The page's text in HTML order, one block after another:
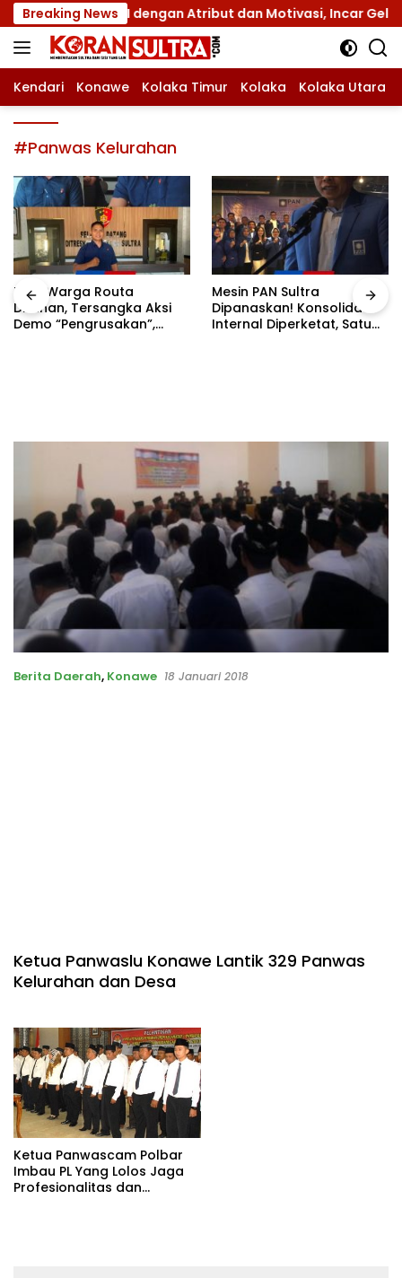
Langsung
ke
konten
Breaking News
XII dengan Atribut dan Motivasi, Incar Gelar Terbaik
Kendari Konawe Kolaka Timur Kolaka Kolaka Utara
#Panwas Kelurahan
Tiga Warga Routa
Ditahan, Tersangka Aksi
Demo “Pengrusakan”,
Mesin PAN Sultra
Dipanaskan! Konsolidasi
Internal Diperketat, Satu
Berita Daerah, Konawe 18 Januari 2018
Ketua Panwaslu Konawe Lantik 329 Panwas
Kelurahan dan Desa
Ketua Panwascam Polbar
Imbau PL Yang Lolos Jaga
Profesionalitas dan